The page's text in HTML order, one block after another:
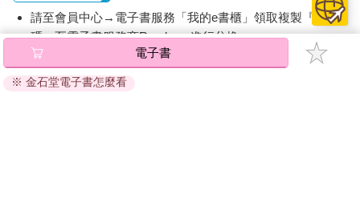
請至會員中心→電子書服務「我的e書櫃」領取複製『兌換
碼』至電子書服務商Readmoo進行兌換。
退換貨須知：
因版權保護，您在金石堂所購買的電子書僅能以金石堂專屬
電子書
※ 金石堂電子書怎麼看